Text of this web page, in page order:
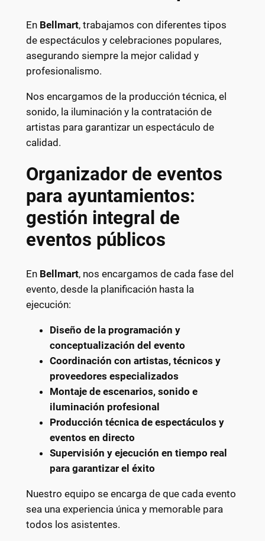
En Bellmart, trabajamos con diferentes tipos
de espectáculos y celebraciones populares,
asegurando siempre la mejor calidad y
profesionalismo.
Nos encargamos de la producción técnica, el
sonido, la iluminación y la contratación de
artistas para garantizar un espectáculo de
calidad.
Organizador de eventos
para ayuntamientos:
gestión integral de
eventos públicos
En Bellmart, nos encargamos de cada fase del
evento, desde la planificación hasta la
ejecución:
Diseño de la programación y
conceptualización del evento
Coordinación con artistas, técnicos y
proveedores especializados
Montaje de escenarios, sonido e
iluminación profesional
Producción técnica de espectáculos y
eventos en directo
Supervisión y ejecución en tiempo real
para garantizar el éxito
Nuestro equipo se encarga de que cada evento
sea una experiencia única y memorable para
todos los asistentes.